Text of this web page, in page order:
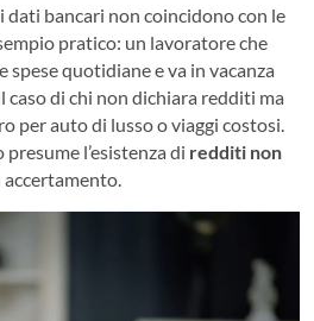
bancari non coincidono con le
pratico: un lavoratore che
spese quotidiane e va in vacanza
caso di chi non dichiara redditi ma
per auto di lusso o viaggi costosi.
l’esistenza di redditi non